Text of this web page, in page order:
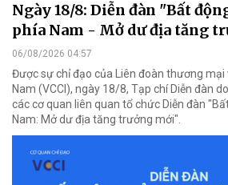
Ngày 18/8: Diễn đàn "Bất
phía Nam - Mở dư địa tăng
06/08/2026 04:57
Được sự chỉ đạo của Liên đoàn thương mại
Nam (VCCI), ngày 18/8, Tạp chí Diễn đàn
các cơ quan liên quan tổ chức Diễn đàn
Nam: Mở dư địa tăng trưởng mới".